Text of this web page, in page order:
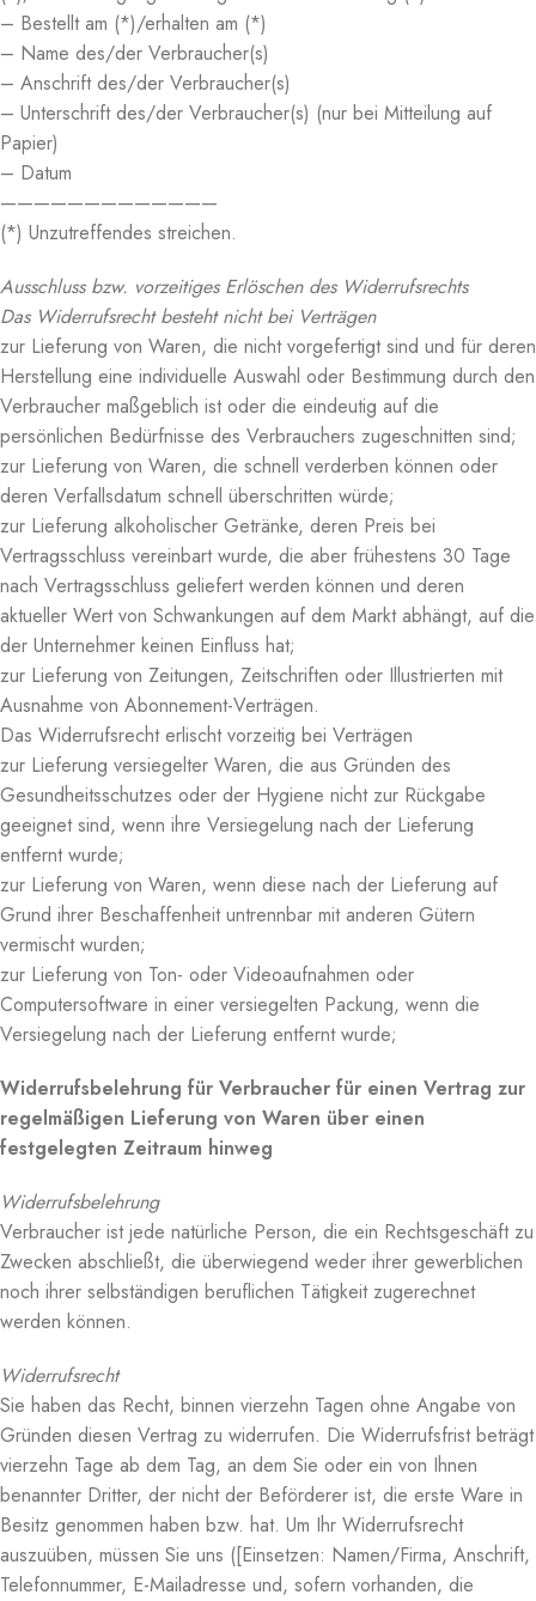
– Bestellt am (*)/erhalten am (*)
– Name des/der Verbraucher(s)
– Anschrift des/der Verbraucher(s)
– Unterschrift des/der Verbraucher(s) (nur bei Mitteilung auf
Papier)
– Datum
—————————————
(*) Unzutreffendes streichen.
Ausschluss bzw. vorzeitiges Erlöschen des Widerrufsrechts
Das Widerrufsrecht besteht nicht bei Verträgen
zur Lieferung von Waren, die nicht vorgefertigt sind und für deren
Herstellung eine individuelle Auswahl oder Bestimmung durch den
Verbraucher maßgeblich ist oder die eindeutig auf die
persönlichen Bedürfnisse des Verbrauchers zugeschnitten sind;
zur Lieferung von Waren, die schnell verderben können oder
deren Verfallsdatum schnell überschritten würde;
zur Lieferung alkoholischer Getränke, deren Preis bei
Vertragsschluss vereinbart wurde, die aber frühestens 30 Tage
nach Vertragsschluss geliefert werden können und deren
aktueller Wert von Schwankungen auf dem Markt abhängt, auf die
der Unternehmer keinen Einfluss hat;
zur Lieferung von Zeitungen, Zeitschriften oder Illustrierten mit
Ausnahme von Abonnement-Verträgen.
Das Widerrufsrecht erlischt vorzeitig bei Verträgen
zur Lieferung versiegelter Waren, die aus Gründen des
Gesundheitsschutzes oder der Hygiene nicht zur Rückgabe
geeignet sind, wenn ihre Versiegelung nach der Lieferung
entfernt wurde;
zur Lieferung von Waren, wenn diese nach der Lieferung auf
Grund ihrer Beschaffenheit untrennbar mit anderen Gütern
vermischt wurden;
zur Lieferung von Ton- oder Videoaufnahmen oder
Computersoftware in einer versiegelten Packung, wenn die
Versiegelung nach der Lieferung entfernt wurde;
Widerrufsbelehrung für Verbraucher für einen Vertrag zur
regelmäßigen Lieferung von Waren über einen
festgelegten Zeitraum hinweg
Widerrufsbelehrung
Verbraucher ist jede natürliche Person, die ein Rechtsgeschäft zu
Zwecken abschließt, die überwiegend weder ihrer gewerblichen
noch ihrer selbständigen beruflichen Tätigkeit zugerechnet
werden können.
Widerrufsrecht
Sie haben das Recht, binnen vierzehn Tagen ohne Angabe von
Gründen diesen Vertrag zu widerrufen. Die Widerrufsfrist beträgt
vierzehn Tage ab dem Tag, an dem Sie oder ein von Ihnen
benannter Dritter, der nicht der Beförderer ist, die erste Ware in
Besitz genommen haben bzw. hat. Um Ihr Widerrufsrecht
auszuüben, müssen Sie uns ([Einsetzen: Namen/Firma, Anschrift,
Telefonnummer, E-Mailadresse und, sofern vorhanden, die